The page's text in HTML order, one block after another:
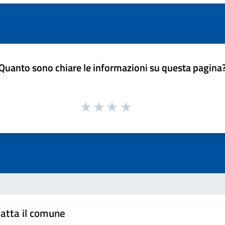
sono chiare le informazioni su questa
il comune